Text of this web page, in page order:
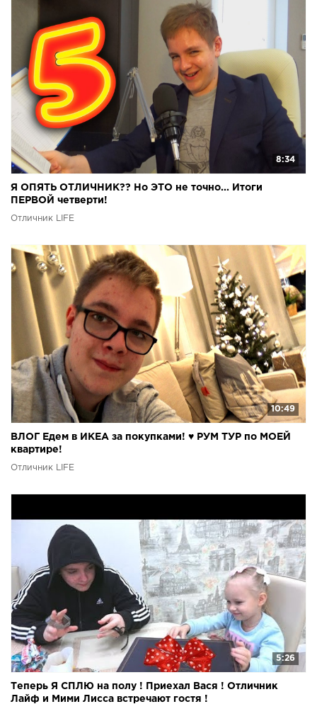
8:34
Я ОПЯТЬ ОТЛИЧНИК?? Но ЭТО не точно... Итоги
ПЕРВОЙ четверти!
Отличник LIFE
10:49
ВЛОГ Едем в ИКЕА за покупками! ♥ РУМ ТУР по МОЕЙ
квартире!
Отличник LIFE
5:26
Теперь Я СПЛЮ на полу ! Приехал Вася ! Отличник
Лайф и Мими Лисса встречают гостя !